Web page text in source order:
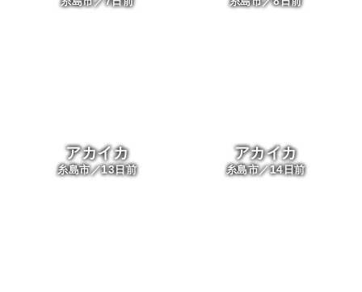
アカイカ
糸島市／13日前
アカイカ
糸島市／14日前